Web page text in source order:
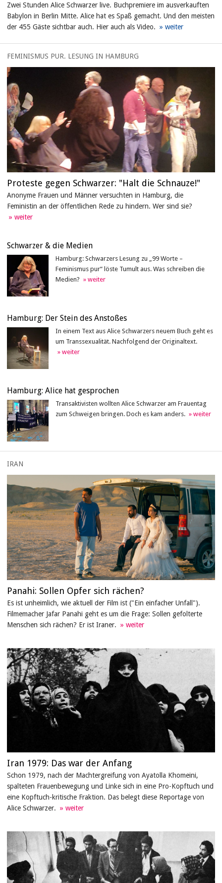
Zwei Stunden Alice Schwarzer live. Buchpremiere im ausverkauften
Babylon in Berlin Mitte. Alice hat es Spaß gemacht. Und den meisten
der 455 Gäste sichtbar auch. Hier auch als Video.
FEMINISMUS PUR. LESUNG IN HAMBURG
Proteste gegen Schwarzer: "Halt die Schnauze!"
Anonyme Frauen und Männer versuchten in Hamburg, die
Feministin an der öffentlichen Rede zu hindern. Wer sind sie?
Schwarzer & die Medien
Hamburg: Schwarzers Lesung zu „99 Worte –
Feminismus pur“ löste Tumult aus. Was schreiben die
Medien?
Hamburg: Der Stein des Anstoßes
In einem Text aus Alice Schwarzers neuem Buch geht es
um Transsexualität. Nachfolgend der Originaltext.
Hamburg: Alice hat gesprochen
Transaktivisten wollten Alice Schwarzer am Frauentag
zum Schweigen bringen. Doch es kam anders.
IRAN
Panahi: Sollen Opfer sich rächen?
Es ist unheimlich, wie aktuell der Film ist ("Ein einfacher Unfall").
Filmemacher Jafar Panahi geht es um die Frage: Sollen gefolterte
Menschen sich rächen? Er ist Iraner.
Iran 1979: Das war der Anfang
Schon 1979, nach der Machtergreifung von Ayatolla Khomeini,
spalteten Frauenbewegung und Linke sich in eine Pro-Kopftuch und
eine Kopftuch-kritische Fraktion. Das belegt diese Reportage von
Alice Schwarzer.